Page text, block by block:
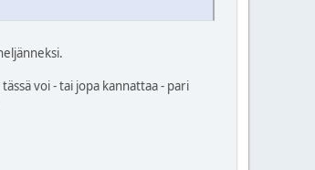
voi - tai jopa kannattaa - pari